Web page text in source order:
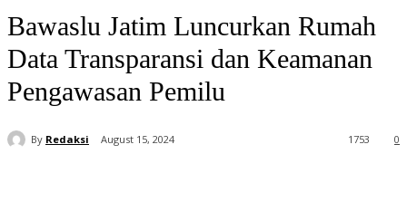
Bawaslu Jatim Luncurkan Rumah
Data Transparansi dan Keamanan
Pengawasan Pemilu
By Redaksi August 15, 2024 0
1753